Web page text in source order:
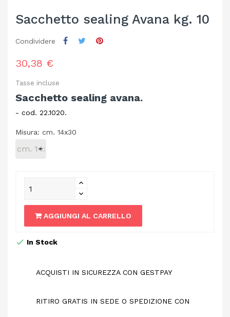
Sacchetto sealing Avana kg. 10
Condividere
30,38 €
Tasse incluse
Sacchetto sealing avana.
- cod. 22.1020.
Misura: cm. 14x30
AGGIUNGI AL CARRELLO
In Stock
ACQUISTI IN SICUREZZA CON GESTPAY
RITIRO GRATIS IN SEDE O SPEDIZIONE CON